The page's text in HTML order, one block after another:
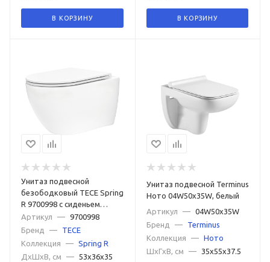
В КОРЗИНУ В КОРЗИНУ
Унитаз подвесной
безободковый TECE Spring
R 9700998 с сиденьем
микролифт
Артикул — 9700998
Бренд
—
TECE
Коллекция
— Spring R
ДxШxВ, см
— 53x36x35
Унитаз подвесной Terminus
Ното 04W50х35W, белый
Артикул
—
04W50х35W
Бренд
—
Terminus
Коллекция
—
Ното
ШxГxВ, см
— 35x55x37.5